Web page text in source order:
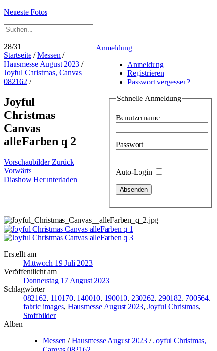
Neueste Fotos
Anmeldung
Anmeldung
Registrieren
Passwort vergessen?
Schnelle Anmeldung
Benutzername
Passwort
Auto-Login
28/31
Startseite /Messen /
Hausmesse August 2023 /
Joyful Christmas, Canvas
082162 /
Joyful
Christmas
Canvas
alleFarben q 2
Vorschaubilder Zurück
Vorwärts
Diashow Herunterladen
Erstellt am
Mittwoch 19 Juli 2023
Veröffentlicht am
Donnerstag 17 August 2023
Schlagwörter
082162, 110170, 140010, 190010, 230262, 290182, 700564,
fabric images, Hausmesse August 2023, Joyful Christmas,
Stoffbilder
Alben
Messen /Hausmesse August 2023 /Joyful Christmas,
Canvas 082162